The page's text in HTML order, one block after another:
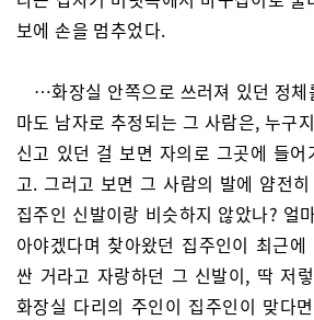
보에 손을 멈추었다.
…화장실 안쪽으로 쓰러져 있던 정
마도 남자로 추정되는 그 사람은, 누구
신고 있던 걸 보면 자의로 그곳에 들
고. 그러고 보면 그 사람의 발에 얌전
집주인 신발이랑 비슷하지 않았나? 얼
아야겠다며 찾아왔던 집주인이 최근
싼 거라고 자랑하던 그 신발이, 딱 저
화장실 다리의 주인이 집주인이 맞다